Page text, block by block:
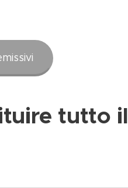
tutto il